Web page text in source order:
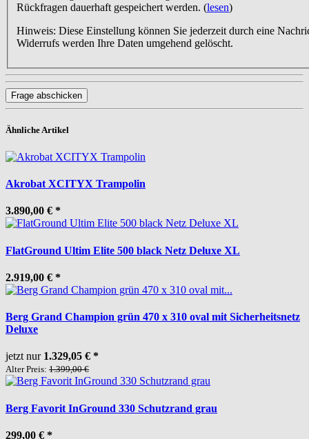
Rückfragen dauerhaft gespeichert werden. (lesen)
Hinweis: Diese Einstellung können Sie jederzeit durch eine
Widerrufs werden Ihre Daten umgehend gelöscht.
Frage abschicken
Ähnliche Artikel
Akrobat XCITYX Trampolin
3.890,00 € *
FlatGround Ultim Elite 500 black Netz Deluxe XL
2.919,00 € *
Berg Grand Champion grün 470 x 310 oval mit Sicherheitsnetz
Deluxe
jetzt nur 1.329,05 € *
Alter Preis: 1.399,00 €
Berg Favorit InGround 330 Schutzrand grau
299,00 € *